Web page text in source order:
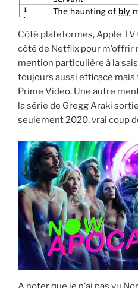
Côté plateformes, Apple
côté de Netflix pour m’offrir
mention particulière à la
toujours aussi efficace
Prime Video. Une autre
la série de Gregg Araki
seulement 2020, vrai coup